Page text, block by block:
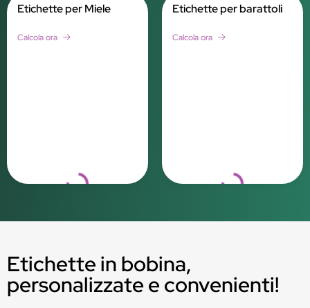
Loading...
Etichette per Miele
Calcola ora
Loading...
Etichette per barattoli
Calcola ora
Etichette in bobina,
personalizzate e convenienti!